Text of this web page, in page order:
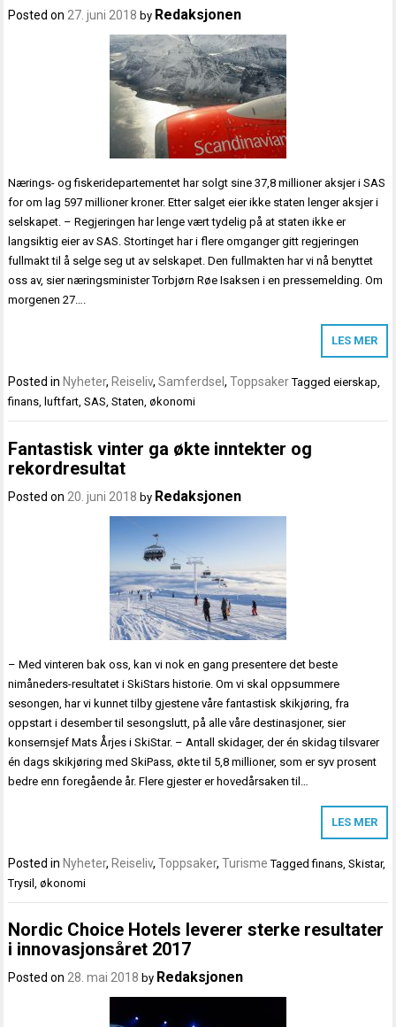
Posted on27. juni 2018 by Redaksjonen
Nærings- og fiskeridepartementet har solgt sine 37,8 millioner aksjer i SAS
for om lag 597 millioner kroner. Etter salget eier ikke staten lenger aksjer i
selskapet. – Regjeringen har lenge vært tydelig på at staten ikke er
langsiktig eier av SAS. Stortinget har i flere omganger gitt regjeringen
fullmakt til å selge seg ut av selskapet. Den fullmakten har vi nå benyttet
oss av, sier næringsminister Torbjørn Røe Isaksen i en pressemelding. Om
morgenen 27….
LES MER
Posted in Nyheter, Reiseliv,Samferdsel,Toppsaker Taggedeierskap,
finans, luftfart,SAS,Staten,økonomi
Fantastisk vinter ga økte inntekter og
rekordresultat
Posted on 20. juni 2018 by Redaksjonen
– Med vinteren bak oss, kan vi nok en gang presentere det beste
nimåneders-resultatet i SkiStars historie. Om vi skal oppsummere
sesongen, har vi kunnet tilby gjestene våre fantastisk skikjøring, fra
oppstart i desember til sesongslutt, på alle våre destinasjoner, sier
konsernsjef Mats Årjes i SkiStar. – Antall skidager, der én skidag tilsvarer
én dags skikjøring med SkiPass, økte til 5,8 millioner, som er syv prosent
bedre enn foregående år. Flere gjester er hovedårsaken til…
LES MER
Posted in Nyheter, Reiseliv,Toppsaker,Turisme Taggedfinans ,Skistar,
Trysil ,økonomi
Nordic Choice Hotels leverer sterke resultater
i innovasjonsåret 2017
Posted on28. mai 2018 by Redaksjonen